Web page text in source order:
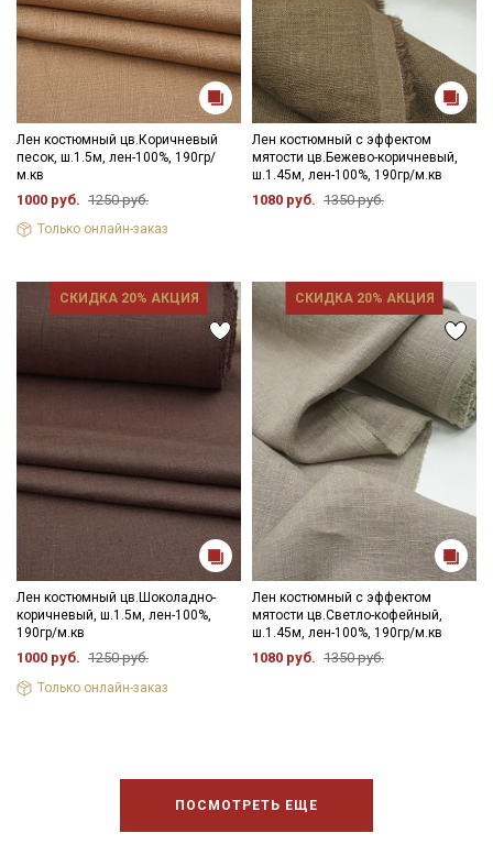
Лен костюмный цв.Коричневый
песок, ш.1.5м, лен-100%, 190гр/
м.кв
1000 руб. 1250 руб.
Только онлайн-заказ
Лен костюмный с эффектом
мятости цв.Бежево-коричневый,
ш.1.45м, лен-100%, 190гр/м.кв
1080 руб. 1350 руб.
СКИДКА 20% АКЦИЯ
Лен костюмный цв.Шоколадно-
коричневый, ш.1.5м, лен-100%,
190гр/м.кв
1000 руб. 1250 руб.
Только онлайн-заказ
СКИДКА 20% АКЦИЯ
Лен костюмный с эффектом
мятости цв.Светло-кофейный,
ш.1.45м, лен-100%, 190гр/м.кв
1080 руб. 1350 руб.
ПОСМОТРЕТЬ ЕЩЕ